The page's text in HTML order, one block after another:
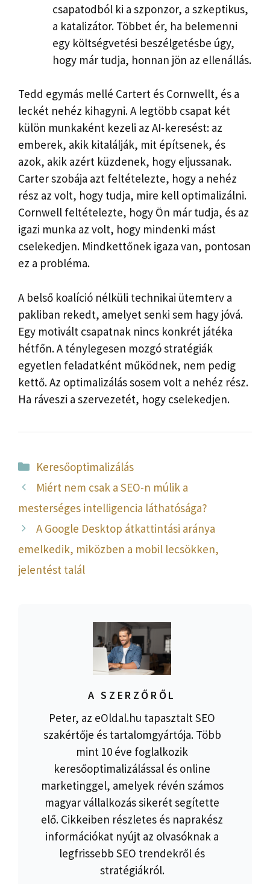
csapatodból ki a szponzor, a szkeptikus,
a katalizátor. Többet ér, ha belemenni
egy költségvetési beszélgetésbe úgy,
hogy már tudja, honnan jön az ellenállás.
Tedd egymás mellé Cartert és Cornwellt, és a
leckét nehéz kihagyni. A legtöbb csapat két
külön munkaként kezeli az AI-keresést: az
emberek, akik kitalálják, mit építsenek, és
azok, akik azért küzdenek, hogy eljussanak.
Carter szobája azt feltételezte, hogy a nehéz
rész az volt, hogy tudja, mire kell optimalizálni.
Cornwell feltételezte, hogy Ön már tudja, és az
igazi munka az volt, hogy mindenki mást
cselekedjen. Mindkettőnek igaza van, pontosan
ez a probléma.
A belső koalíció nélküli technikai ütemterv a
pakliban rekedt, amelyet senki sem hagy jóvá.
Egy motivált csapatnak nincs konkrét játéka
hétfőn. A ténylegesen mozgó stratégiák
egyetlen feladatként működnek, nem pedig
kettő. Az optimalizálás sosem volt a nehéz rész.
Ha ráveszi a szervezetét, hogy cselekedjen.
Kategória
Keresőoptimalizálás
Miért nem csak a SEO-n múlik a
mesterséges intelligencia láthatósága?
A Google Desktop átkattintási aránya
emelkedik, miközben a mobil lecsökken,
jelentést talál
A SZERZŐRŐL
Peter, az eOldal.hu tapasztalt SEO
szakértője és tartalomgyártója. Több
mint 10 éve foglalkozik
keresőoptimalizálással és online
marketinggel, amelyek révén számos
magyar vállalkozás sikerét segítette
elő. Cikkeiben részletes és naprakész
információkat nyújt az olvasóknak a
legfrissebb SEO trendekről és
stratégiákról.